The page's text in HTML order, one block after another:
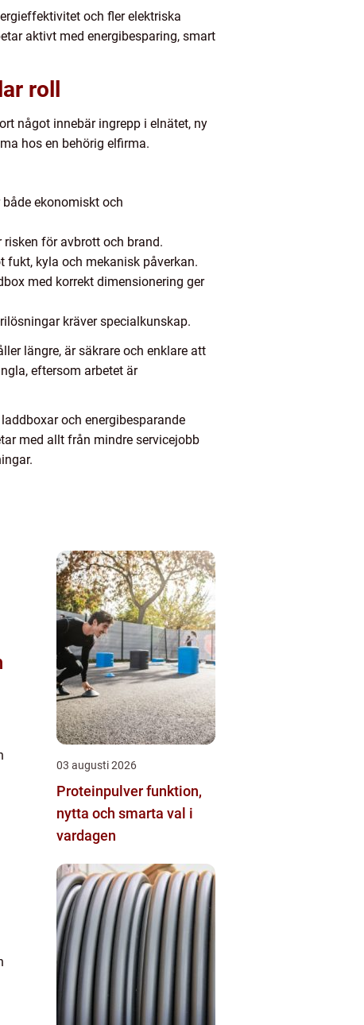
och fler elektriska
aktivt med energibesparing, smart
roll
något innebär ingrepp i elnätet, ny
hos en behörig elfirma.
ekonomiskt och
för avbrott och brand.
kyla och mekanisk påverkan.
med korrekt dimensionering ger
kräver specialkunskap.
längre, är säkrare och enklare att
eftersom arbetet är
och energibesparande
med allt från mindre servicejobb
03 augusti 2026
Proteinpulver funktion,
nytta och smarta val i
vardagen